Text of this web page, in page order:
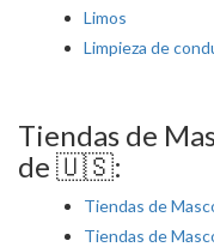
Limos
Limpieza de
Tiendas de
de 🇺🇸:
Tiendas de
Tiendas de